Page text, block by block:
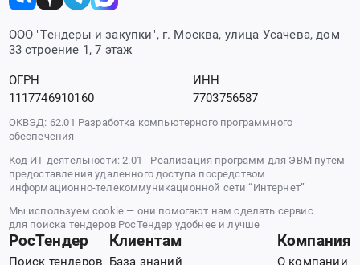
ООО "Тендеры и закупки", г. Москва, улица Усачева, дом
33 строение 1, 7 этаж
ОГРН
1117746910160
ИНН
7703756587
ОКВЭД: 62.01 Разработка компьютерного программного
обеспечения
Код ИТ-деятельности: 2.01 - Реализация программ для ЭВМ путем
предоставления удаленного доступа посредством
информационно-телекоммуникационной сети “Интернет”
Мы используем cookie — они помогают нам сделать сервис
для поиска тендеров РосТендер удобнее и лучше
РосТендер
Поиск тендеров
Клиентам
База знаний
Компания
О компании